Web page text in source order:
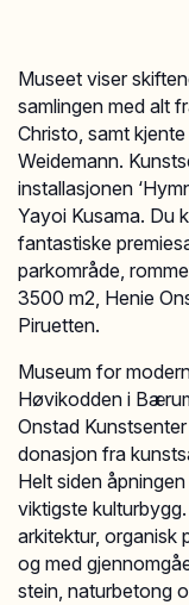
Museet viser
samlingen med alt
Christo, samt
Weidemann.
installasjonen
Yayoi Kusama. Du
fantastiske
parkområde,
3500 m2, Henie
Piruetten.
Museum for
Høvikodden i
Onstad
donasjon fra
Helt siden
viktigste
arkitektur, organisk
og med
stein, naturbetong